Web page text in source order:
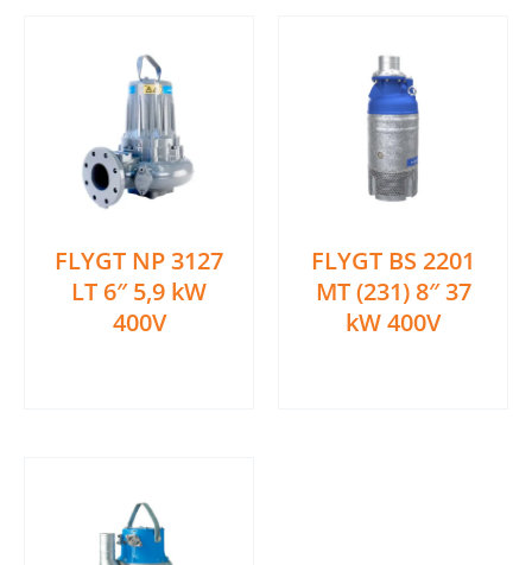
FLYGT NP 3127
LT 6″ 5,9 kW
400V
FLYGT BS 2201
MT (231) 8″ 37
kW 400V